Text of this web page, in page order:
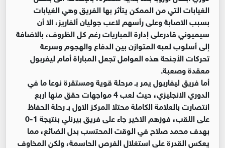
الغيابات التي من الممكن يتأثر بها الفريق وهي الغيابات
بسبب الاصابة وعلى رأسهم لاعب جوليان ألفاريز، الا أن
سيميوني قادرعلى إدارة المباريات رغم كل الظروف، بالاضافة
إلى أسلوب لعبه المتوازن بين الدفاع والهجوم وسرعة
تحركات الأجنحة هذه العوامل تجعل المباراة أمام ليفربول
معقدة وصعبة.
أما فريق ليفاربول يمر بـ مرحلة قوية ومستقرة نوعا ما في
الدوري الانجليزي، حيث لعب 4 مواجهات حقق منها اربع
انتصارت بالعلامة الكاملة محتلا المركز الاول بـ رحلة الحفاظ
على اللقب، فوزهم الاخير جاء على فريق بيرنلي بنتيجة 1-0
بهدف محمد صلاح في الوقت المحتسب بدل الضائع، مما
يعكس القدرة على استغلال الفرص الحاسمة، ولكن المخاوف